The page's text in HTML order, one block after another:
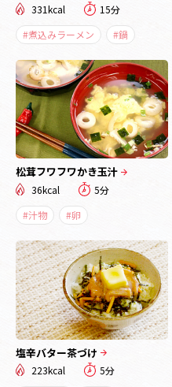
331kcal
15分
#煮込みラーメン
#鍋
松茸フワフワかき玉汁
36kcal
5分
#汁物
#卵
塩辛バター茶づけ
223kcal
5分